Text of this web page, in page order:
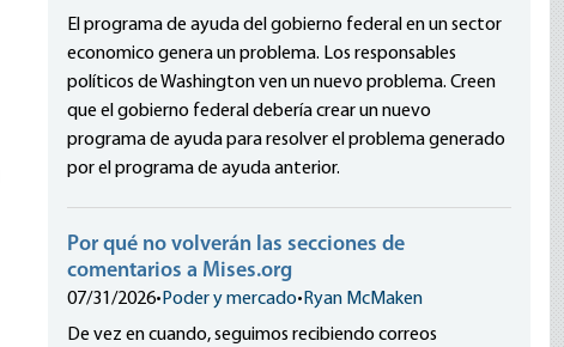
El programa de ayuda del gobierno federal en un sector
economico genera un problema. Los responsables
políticos de Washington ven un nuevo problema. Creen
que el gobierno federal debería crear un nuevo
programa de ayuda para resolver el problema generado
por el programa de ayuda anterior.
Por qué no volverán las secciones de
comentarios a Mises.org
07/31/2026• Poder y mercado• Ryan McMaken
De vez en cuando, seguimos recibiendo correos